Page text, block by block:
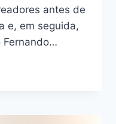
antes de
e, em seguida,
Fernando…